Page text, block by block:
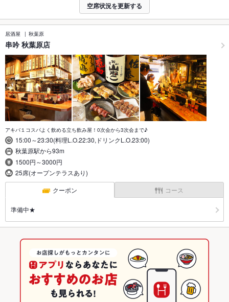
空席状況を更新する
居酒屋 秋葉原
串吟 秋葉原店
アキバ１コスパよく飲める立ち飲み屋！0次会から3次会まで♪
15:00～23:30(料理L.O.22:30,ドリンクL.O.23:00)
秋葉原駅から93m
1500円～3000円
25席(オープンテラスあり)
クーポン コース
準備中★